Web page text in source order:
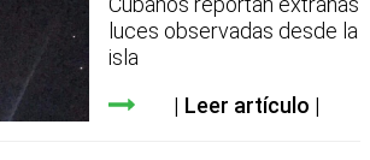
luces observadas desde la
isla
Leer artículo